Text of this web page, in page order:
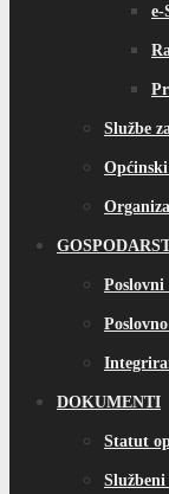
e-
Službe
Poslovni
DOKUMENTI
Statut
Službeni